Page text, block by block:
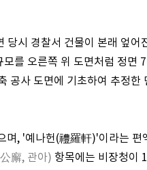
당시 경찰서 건물이 본래 엎어
모를 오른쪽 위 도면처럼 정면
공사 도면에 기초하여 추정한
며, '예나헌(禮羅軒)'이라는 편
廨, 관아) 항목에는 비장청이